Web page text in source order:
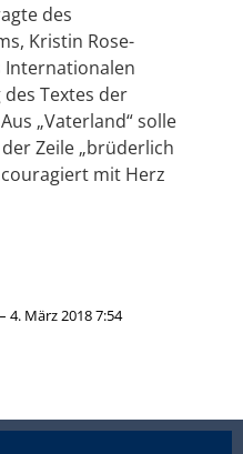
des
Kristin Rose-
Internationalen
Textes der
„Vaterland“ solle
Zeile „brüderlich
mit Herz
4. März 2018 7:54